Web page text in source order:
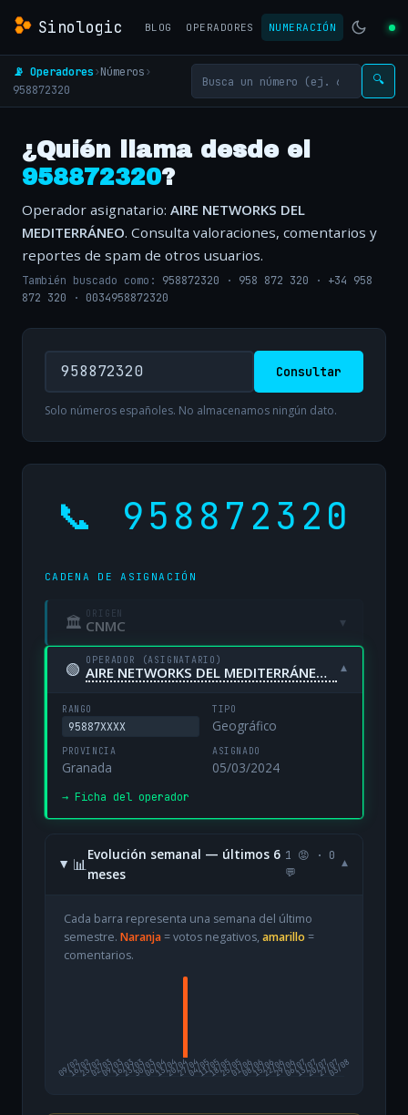
Sinologic BLOG OPERADORES NUMERACIÓN
📡 Operadores›Números›
958872320
🔍
¿Quién llama desde el
958872320?
Operador asignatario: AIRE NETWORKS DEL
MEDITERRÁNEO. Consulta valoraciones, comentarios y
reportes de spam de otros usuarios.
También buscado como: 958872320 · 958 872 320 · +34 958
872 320 · 0034958872320
Consultar
Solo números españoles. No almacenamos ningún dato.
📞 958872320
CADENA DE ASIGNACIÓN
🏛 ORIGEN
CNMC ▾
🟢 OPERADOR (ASIGNATARIO)
AIRE NETWORKS DEL MEDITERRÁNEO, S.L. UNIPERSONAL ▾
RANGO
95887XXXX
TIPO
Geográfico
PROVINCIA
Granada
ASIGNADO
05/03/2024
→ Ficha del operador
📊
Evolución semanal — últimos 6
meses
1 😡 · 0
💬
▾
Cada barra representa una semana del último
semestre. Naranja= votos negativos, amarillo =
comentarios.
09/02
16/0223/0202/0309/0316/0323/0330/0306/0413/0420/0427/0404/0511/0518/0525/0501/0608/0615/0622/0629/0606/0713/0720/0727/07
03/08